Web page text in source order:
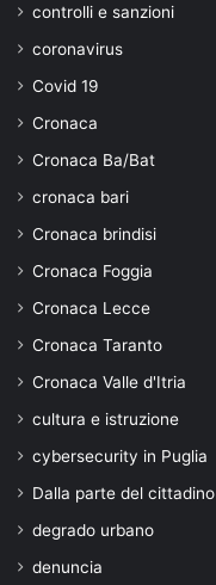
controlli e sanzioni
coronavirus
Covid 19
Cronaca
Cronaca Ba/Bat
cronaca bari
Cronaca brindisi
Cronaca Foggia
Cronaca Lecce
Cronaca Taranto
Cronaca Valle d'Itria
cultura e istruzione
cybersecurity in Puglia
Dalla parte del cittadino
degrado urbano
denuncia